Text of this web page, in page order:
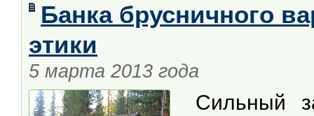
Банка брусничного
этики
5 марта 2013 года
Сильный